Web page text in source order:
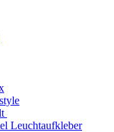
Leuchtaufkleber